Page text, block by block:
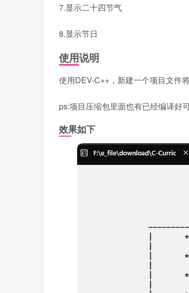
7.显示二十四节气
8.显示节日
使用说明
使用DEV-C++，新建一个项目文件
ps:项目压缩包里面也有已经编译好
效果如下